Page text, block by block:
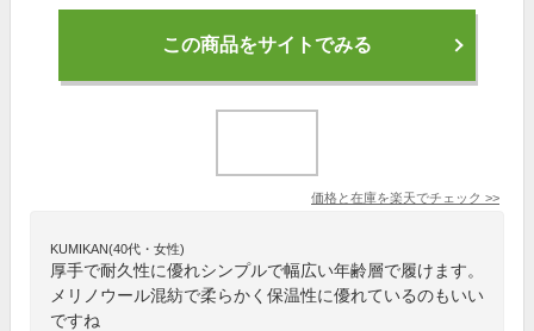
この商品をサイトでみる
価格と在庫を楽天でチェック >>
KUMIKAN(40代・女性)
厚手で耐久性に優れシンプルで幅広い年齢層で履けます。
メリノウール混紡で柔らかく保温性に優れているのもいい
ですね